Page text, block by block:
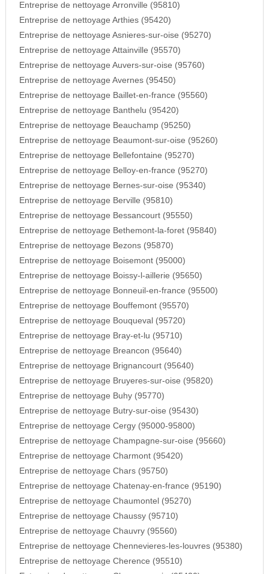
Entreprise de nettoyage Arronville (95810)
Entreprise de nettoyage Arthies (95420)
Entreprise de nettoyage Asnieres-sur-oise (95270)
Entreprise de nettoyage Attainville (95570)
Entreprise de nettoyage Auvers-sur-oise (95760)
Entreprise de nettoyage Avernes (95450)
Entreprise de nettoyage Baillet-en-france (95560)
Entreprise de nettoyage Banthelu (95420)
Entreprise de nettoyage Beauchamp (95250)
Entreprise de nettoyage Beaumont-sur-oise (95260)
Entreprise de nettoyage Bellefontaine (95270)
Entreprise de nettoyage Belloy-en-france (95270)
Entreprise de nettoyage Bernes-sur-oise (95340)
Entreprise de nettoyage Berville (95810)
Entreprise de nettoyage Bessancourt (95550)
Entreprise de nettoyage Bethemont-la-foret (95840)
Entreprise de nettoyage Bezons (95870)
Entreprise de nettoyage Boisemont (95000)
Entreprise de nettoyage Boissy-l-aillerie (95650)
Entreprise de nettoyage Bonneuil-en-france (95500)
Entreprise de nettoyage Bouffemont (95570)
Entreprise de nettoyage Bouqueval (95720)
Entreprise de nettoyage Bray-et-lu (95710)
Entreprise de nettoyage Breancon (95640)
Entreprise de nettoyage Brignancourt (95640)
Entreprise de nettoyage Bruyeres-sur-oise (95820)
Entreprise de nettoyage Buhy (95770)
Entreprise de nettoyage Butry-sur-oise (95430)
Entreprise de nettoyage Cergy (95000-95800)
Entreprise de nettoyage Champagne-sur-oise (95660)
Entreprise de nettoyage Charmont (95420)
Entreprise de nettoyage Chars (95750)
Entreprise de nettoyage Chatenay-en-france (95190)
Entreprise de nettoyage Chaumontel (95270)
Entreprise de nettoyage Chaussy (95710)
Entreprise de nettoyage Chauvry (95560)
Entreprise de nettoyage Chennevieres-les-louvres (95380)
Entreprise de nettoyage Cherence (95510)